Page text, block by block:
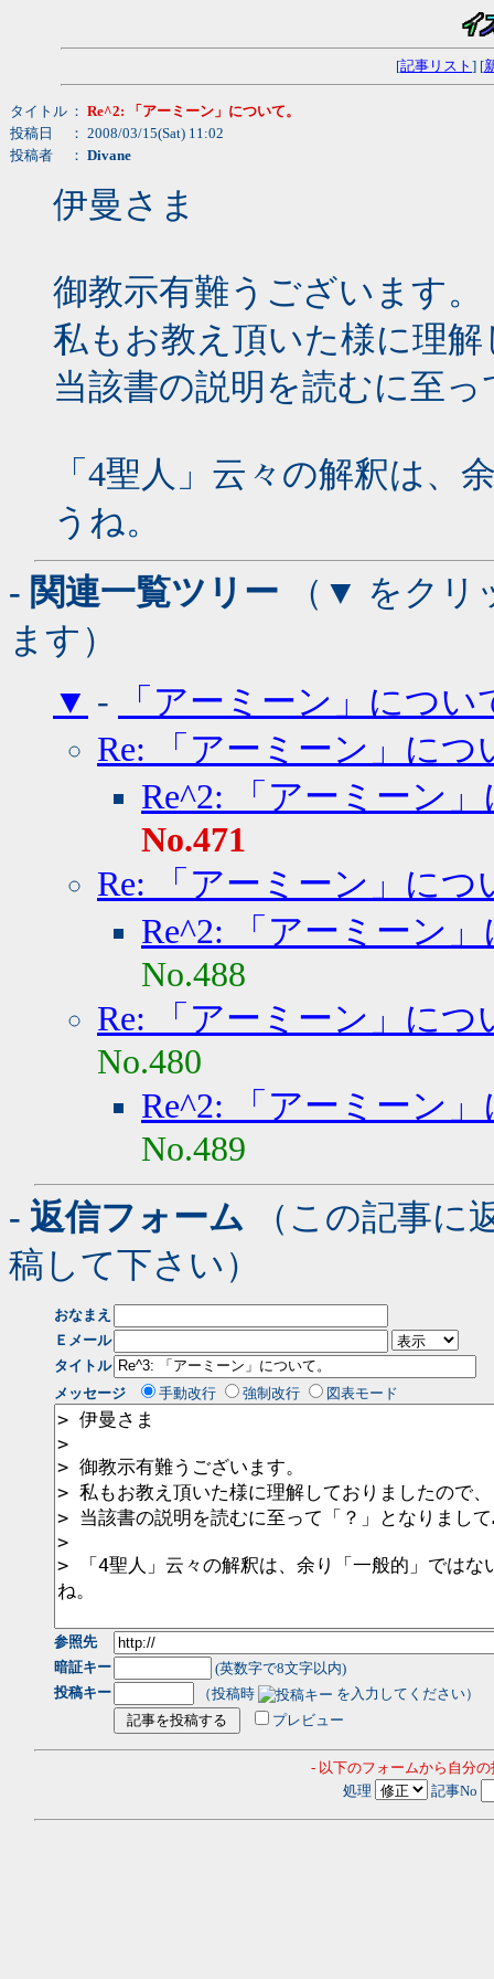
[記事リスト ] [
タイトル ： Re^2: 「アーミーン」について。
投稿日
： 2008/03/15(Sat) 11:02
投稿者
： Divane
伊曼さま
御教示有難うございます。
私もお教え頂いた様に理
当該書の説明を読むに至
「4聖人」云々の解釈は、
うね。
- 関連一覧ツリー （▼ をクリ
ます）
▼ -
「アーミーン」につい
Re: 「アーミーン」につ
Re^2: 「アーミーン
No.471
Re: 「アーミーン」につ
Re^2: 「アーミーン
No.488
Re: 「アーミーン」につ
No.480
Re^2: 「アーミーン
No.489
- 返信フォーム （この記事に
稿して下さい）
おなまえ
Ｅメール
タイトル
メッセージ
手動改行 強制改行 図表モード
参照先
暗証キー
(英数字で8文字以内)
投稿キー
（投稿時
を入力してください）
プレビュー
- 以下のフォームから自分
処理
記事No